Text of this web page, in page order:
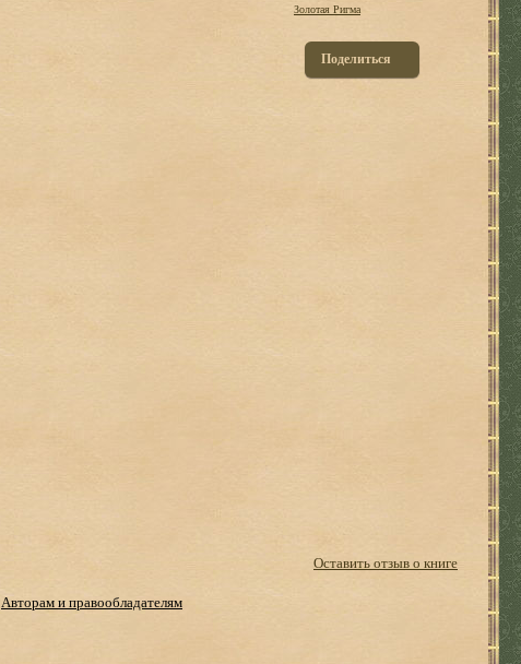
Золотая Ригма
Поделиться
Оставить отзыв о книге
Авторам и правообладателям